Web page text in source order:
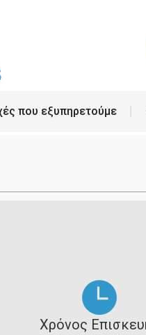
που εξυπηρετούμε
Χρόνος
Περιοχές